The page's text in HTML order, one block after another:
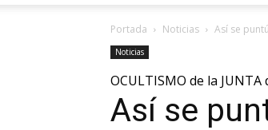
Portada Noticias Así se
Noticias
OCULTISMO de la JUNTA
Así se